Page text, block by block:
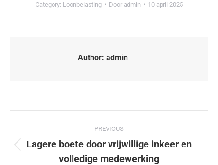
Category: Loonbelasting Door admin 10 april 2025
Author: admin
PREVIOUS
Lagere boete door vrijwillige inkeer en
volledige medewerking